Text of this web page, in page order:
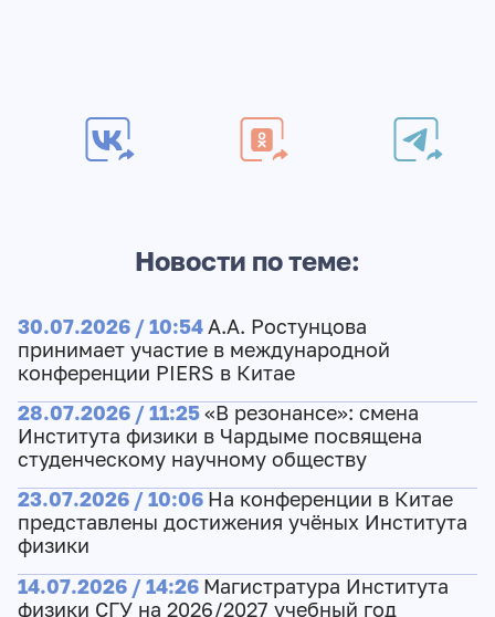
Новости по теме:
30.07.2026 / 10:54 А.А. Ростунцова
принимает участие в международной
конференции PIERS в Китае
28.07.2026 / 11:25«В резонансе»: смена
Института физики в Чардыме посвящена
студенческому научному обществу
23.07.2026 / 10:06 На конференции в Китае
представлены достижения учёных Института
физики
14.07.2026 / 14:26 Магистратура Института
физики СГУ на 2026/2027 учебный год